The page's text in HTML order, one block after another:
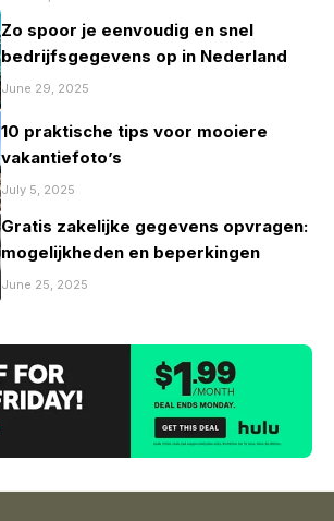
Zo spoor je eenvoudig en snel
bedrijfsgegevens op in Nederland
June 29, 2025
10 praktische tips voor mooiere
vakantiefoto’s
July 5, 2025
Gratis zakelijke gegevens opvragen:
mogelijkheden en beperkingen
June 25, 2025